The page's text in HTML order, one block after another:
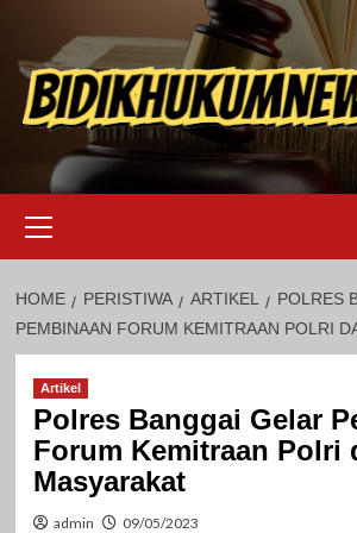
content
Menu
HOME PERISTIWA ARTIKEL
POLRES
PEMBINAAN FORUM KEMITRAAN POLRI
Artikel
Polres Banggai Gelar
Forum Kemitraan Polri
Masyarakat
admin 09/05/2023